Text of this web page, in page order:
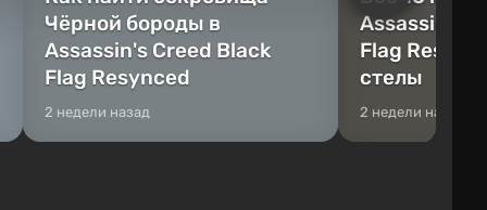
Чёрной бороды в
Assassin's Creed Black
Flag Resynced
2 недели назад
Assassin's
Flag
стелы
2 недели назад